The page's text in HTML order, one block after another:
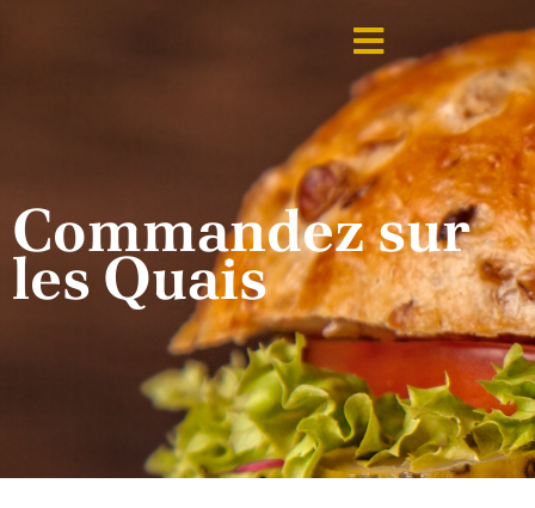
Commandez sur
les Quais